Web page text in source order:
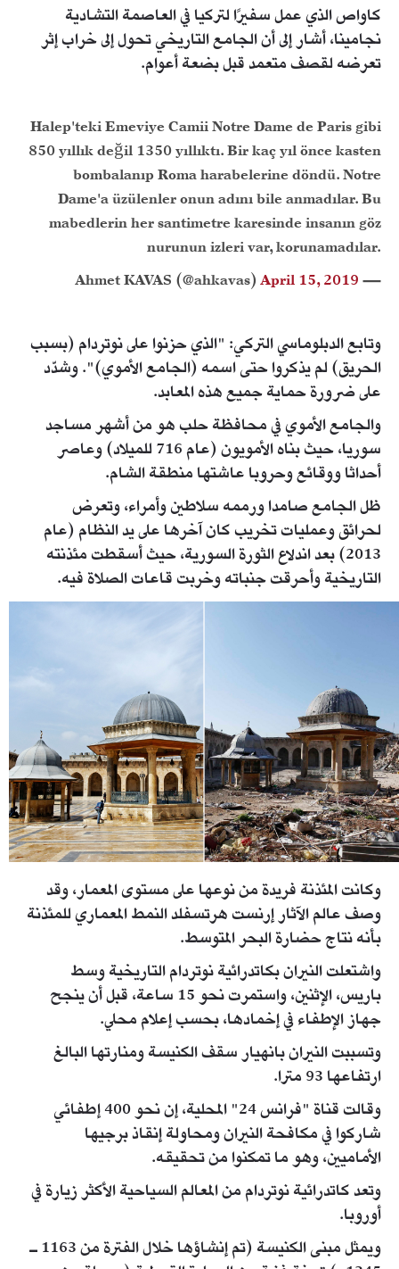
كاواص الذي عمل سفيرًا لتركيا في العاصمة التشادية
نجامينا، أشار إلى أن الجامع التاريخي تحول إلى خراب إثر
تعرضه لقصف متعمد قبل بضعة أعوام.
Halep'teki Emeviye Camii Notre Dame de Paris gibi
850 yıllık değil 1350 yıllıktı. Bir kaç yıl önce kasten
bombalanıp Roma harabelerine döndü. Notre
Dame'a üzülenler onun adını bile anmadılar. Bu
mabedlerin her santimetre karesinde insanın göz
nurunun izleri var, korunamadılar.
— Ahmet KAVAS (@ahkavas)
April 15, 2019
وتابع الدبلوماسي التركي: "الذي حزنوا على نوتردام (بسبب
الحريق) لم يذكروا حتى اسمه (الجامع الأموي)". وشدّد
على ضرورة حماية جميع هذه المعابد.
والجامع الأموي في محافظة حلب هو من أشهر مساجد
سوريا، حيث بناه الأمويون (عام 716 للميلاد) وعاصر
أحداثا ووقائع وحروبا عاشتها منطقة الشام.
ظل الجامع صامدا ورممه سلاطين وأمراء، وتعرض
لحرائق وعمليات تخريب كان آخرها على يد النظام (عام
2013) بعد اندلاع الثورة السورية، حيث أسقطت مئذنته
التاريخية وأحرقت جنباته وخربت قاعات الصلاة فيه.
destroyedmosque.jpg
وكانت المئذنة فريدة من نوعها على مستوى المعمار، وقد
وصف عالم الآثار إرنست هرتسفلد النمط المعماري للمئذنة
بأنه نتاج حضارة البحر المتوسط.
واشتعلت النيران بكاتدرائية نوتردام التاريخية وسط
باريس، الإثنين، واستمرت نحو 15 ساعة، قبل أن ينجح
جهاز الإطفاء في إخمادها، بحسب إعلام محلي.
وتسببت النيران بانهيار سقف الكنيسة ومنارتها البالغ
ارتفاعها 93 مترا.
وقالت قناة "فرانس 24" المحلية، إن نحو 400 إطفائي
شاركوا في مكافحة النيران ومحاولة إنقاذ برجيها
الأماميين، وهو ما تمكنوا من تحقيقه.
وتعد كاتدرائية نوتردام من المعالم السياحية الأكثر زيارة في
أوروبا.
ويمثل مبنى الكنيسة (تم إنشاؤها خلال الفترة من 1163 ـ